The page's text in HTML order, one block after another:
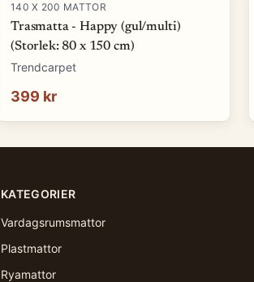
140 X 200 MATTOR
Trasmatta - Happy (gul/multi)
(Storlek: 80 x 150 cm)
Trendcarpet
399 kr
KATEGORIER
Vardagsrumsmattor
Plastmattor
Ryamattor